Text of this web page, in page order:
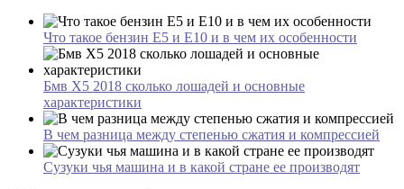
Что такое бензин Е5 и Е10 и в чем их особенности
Бмв Х5 2018 сколько лошадей и основные
характеристики
В чем разница между степенью сжатия и компрессией
Сузуки чья машина и в какой стране ее производят